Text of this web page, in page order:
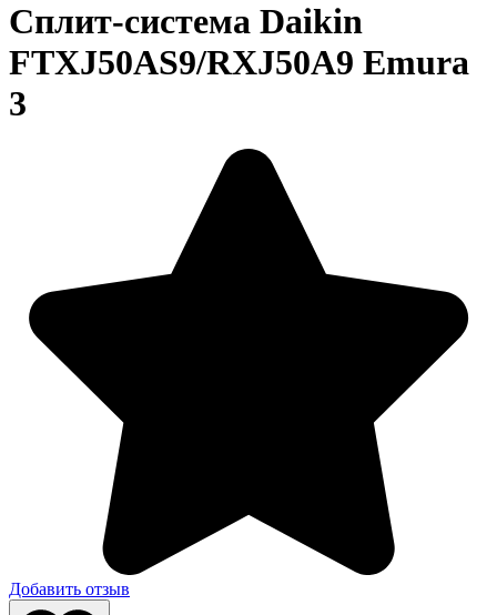
Cплит-система Daikin
FTXJ50AS9/RXJ50A9 Emura
3
Добавить отзыв